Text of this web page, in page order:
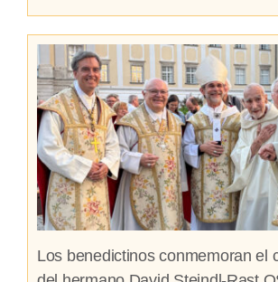
Los benedictinos conmemoran el